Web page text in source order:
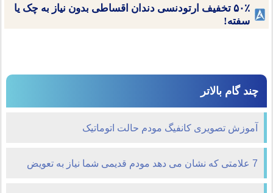
۵۰٪ تخفیف ارتودنسی دندان اقساطی بدون نیاز به چک یا
سفته!
چند گام بالاتر
آموزش تصویری کانفیگ مودم حالت اتوماتیک
7 علامتی که نشان می دهد مودم قدیمی شما نیاز به تعویض